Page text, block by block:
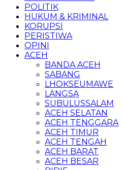
POLITIK
HUKUM & KRIMINAL
KORUPSI
PERISTIWA
OPINI
ACEH
BANDA ACEH
SABANG
LHOKSEUMAWE
LANGSA
SUBULUSSALAM
ACEH SELATAN
ACEH TENGGARA
ACEH TIMUR
ACEH TENGAH
ACEH BARAT
ACEH BESAR